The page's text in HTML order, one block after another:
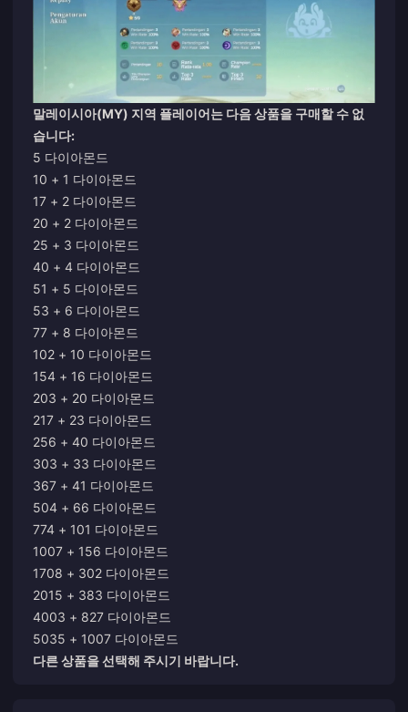
말레이시아(MY) 지역 플레이어는 다음 상품을 구매할 수 없
습니다:
5 다이아몬드
10 + 1 다이아몬드
17 + 2 다이아몬드
20 + 2 다이아몬드
25 + 3 다이아몬드
40 + 4 다이아몬드
51 + 5 다이아몬드
53 + 6 다이아몬드
77 + 8 다이아몬드
102 + 10 다이아몬드
154 + 16 다이아몬드
203 + 20 다이아몬드
217 + 23 다이아몬드
256 + 40 다이아몬드
303 + 33 다이아몬드
367 + 41 다이아몬드
504 + 66 다이아몬드
774 + 101 다이아몬드
1007 + 156 다이아몬드
1708 + 302 다이아몬드
2015 + 383 다이아몬드
4003 + 827 다이아몬드
5035 + 1007 다이아몬드
다른 상품을 선택해 주시기 바랍니다.